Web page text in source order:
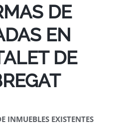
DE
EN
DE
INMUEBLES EXISTENTES